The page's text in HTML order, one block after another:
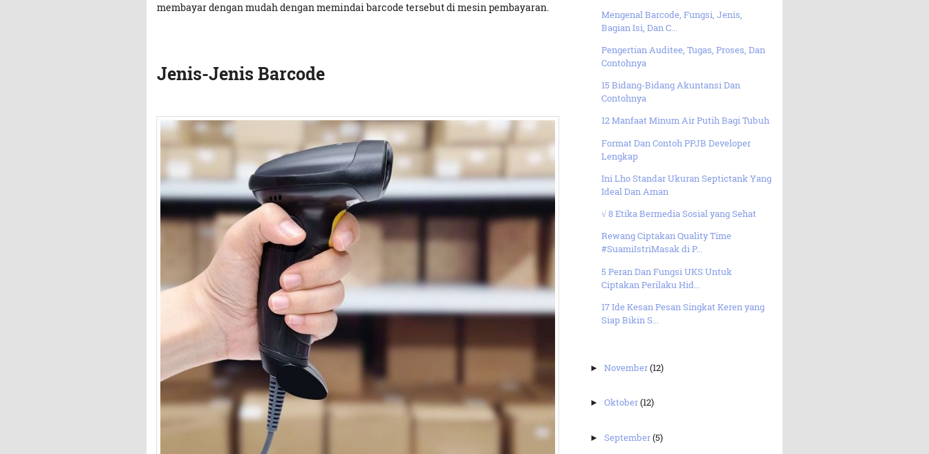
membayar dengan mudah dengan memindai barcode tersebut di mesin pembayaran.
Jenis-Jenis Barcode
Mengenal Barcode, Fungsi, Jenis,
Bagian Isi, Dan C...
Pengertian Auditee, Tugas, Proses, Dan
Contohnya
15 Bidang-Bidang Akuntansi Dan
Contohnya
12 Manfaat Minum Air Putih Bagi Tubuh
Format Dan Contoh PPJB Developer
Lengkap
Ini Lho Standar Ukuran Septictank Yang
Ideal Dan Aman
√ 8 Etika Bermedia Sosial yang Sehat
Rewang Ciptakan Quality Time
#SuamiIstriMasak di P...
5 Peran Dan Fungsi UKS Untuk
Ciptakan Perilaku Hid...
17 Ide Kesan Pesan Singkat Keren yang
Siap Bikin S...
►November(12)
►Oktober(12)
►September(5)